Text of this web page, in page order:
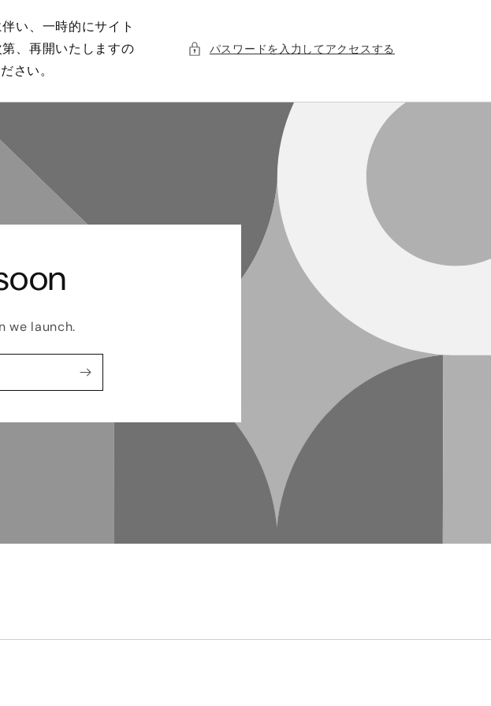
い、一時的にサイト
、再開いたしますの
さい。
パスワードを入力してアクセスする
we launch.